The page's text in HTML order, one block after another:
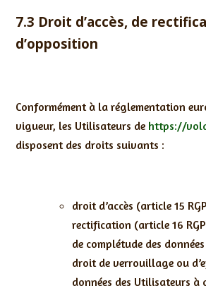
7.3 Droit d’accès, de
d’opposition
Conformément à la réglementation
vigueur, les Utilisateurs de https://
disposent des droits suivants :
droit d’accès (article 15
rectification (article 16
de complétude des
droit de verrouillage ou
données des Utilisateurs à